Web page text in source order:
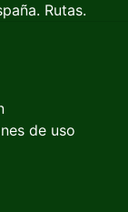
Rutas.
de uso